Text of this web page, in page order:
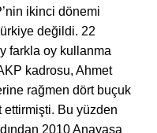
ikinci dönemi
değildi. 22
farkla oy kullanma
kadrosu, Ahmet
rağmen dört buçuk
ettirmişti. Bu yüzden
2010 Anayasa